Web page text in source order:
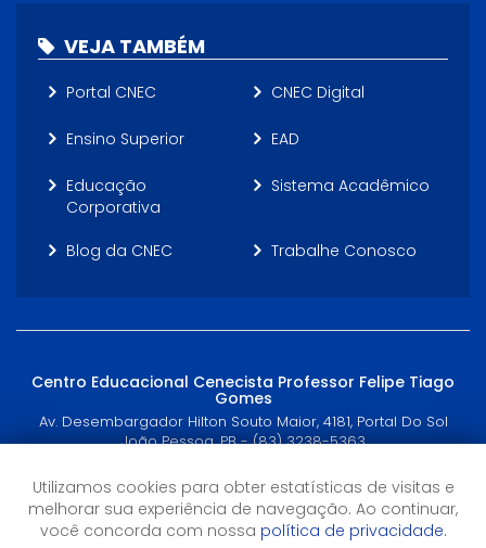
VEJA TAMBÉM
Portal CNEC CNEC Digital
Ensino Superior EAD
Educação
Corporativa
Sistema Acadêmico
Blog da CNEC Trabalhe Conosco
Centro Educacional Cenecista Professor Felipe Tiago
Gomes
Av. Desembargador Hilton Souto Maior, 4181, Portal Do Sol
João Pessoa, PB - (83) 3238-5363
Horário de Atendimento
Segunda a Quinta: 7h às 17h
Utilizamos cookies para obter estatísticas de visitas e
melhorar sua experiência de navegação. Ao continuar,
você concorda com nossa política de privacidade.